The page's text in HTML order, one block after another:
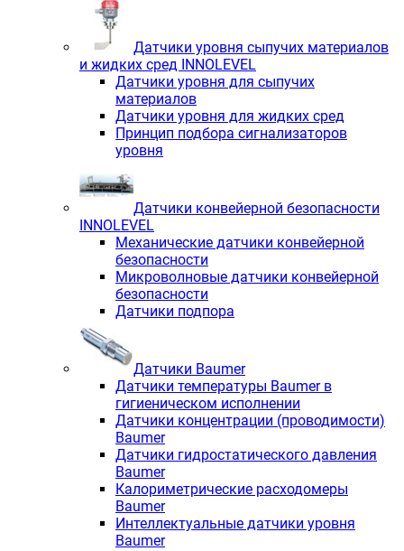
Датчики уровня сыпучих материалов
и жидких сред INNOLEVEL
Датчики уровня для сыпучих
материалов
Датчики уровня для жидких сред
Принцип подбора сигнализаторов
уровня
Датчики конвейерной безопасности
INNOLEVEL
Механические датчики конвейерной
безопасности
Микроволновые датчики конвейерной
безопасности
Датчики подпора
Датчики Baumer
Датчики температуры Baumer в
гигиеническом исполнении
Датчики концентрации (проводимости)
Baumer
Датчики гидростатического давления
Baumer
Калориметрические расходомеры
Baumer
Интеллектуальные датчики уровня
Baumer